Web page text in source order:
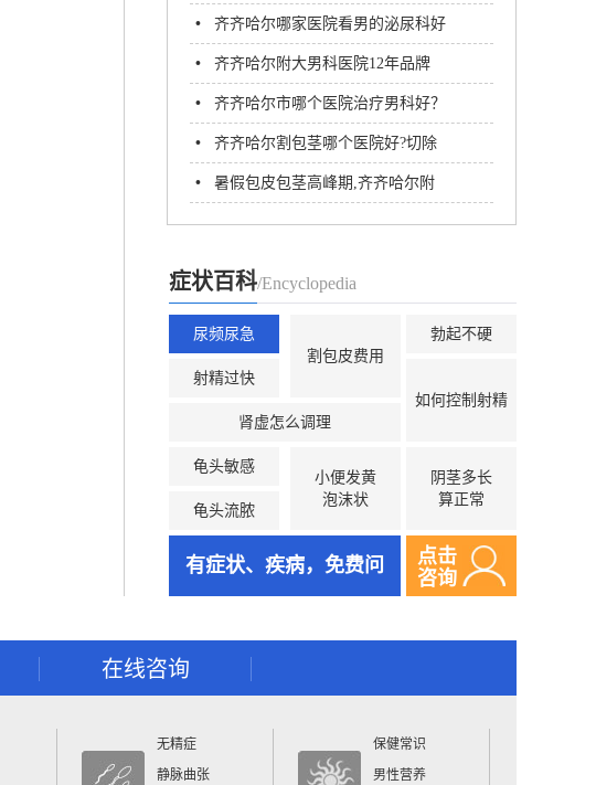
好?齐齐哈尔附大男科医院
• 齐齐哈尔哪家医院看男的泌尿科好
• 齐齐哈尔附大男科医院12年品牌
名医汇聚专注男科病诊疗
• 齐齐哈尔市哪个医院治疗男科好？
齐齐哈尔附大男科医院
• 齐齐哈尔割包茎哪个医院好?切除
包皮后要注意些什么?
• 暑假包皮包茎高峰期,齐齐哈尔附
大男科医院每天手术10多台!
症状百科/Encyclopedia
尿频尿急
割包皮费用
射精过快
肾虚怎么调理
龟头敏感
小便发黄
泡沫状
龟头流脓
勃起不硬
如何控制射精
阴茎多长
算正常
有症状、疾病，免费问
点击
咨询
在线咨询
无精症
静脉曲张
保健常识
男性营养